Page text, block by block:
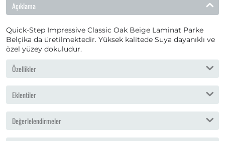
Açıklama
Quick-Step Impressive Classic Oak Beige Laminat Parke
Belçika da üretilmektedir. Yüksek kalitede Suya dayanıklı ve
özel yüzey dokuludur.
Özellikler
Eklentiler
Değerlelendirmeler